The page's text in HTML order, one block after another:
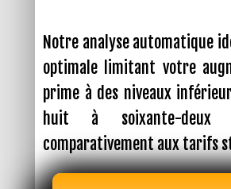
Notre analyse automatique
optimale limitant votre
prime à des niveaux
huit à soixante-deux
comparativement aux tarifs